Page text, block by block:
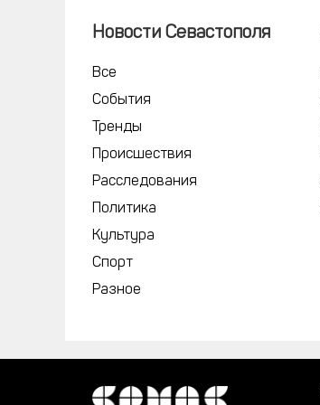
Новости Севастополя
Все
События
Тренды
Происшествия
Расследования
Политика
Культура
Спорт
Разное